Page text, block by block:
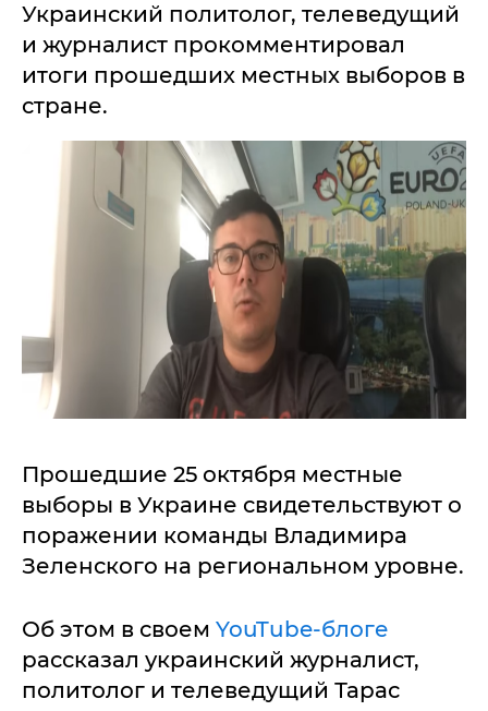
Украинский политолог, телеведущий
и журналист прокомментировал
итоги прошедших местных выборов в
стране.
Прошедшие 25 октября местные
выборы в Украине свидетельствуют о
поражении команды Владимира
Зеленского на региональном уровне.
Об этом в своем YouTube-блоге
рассказал украинский журналист,
политолог и телеведущий Тарас